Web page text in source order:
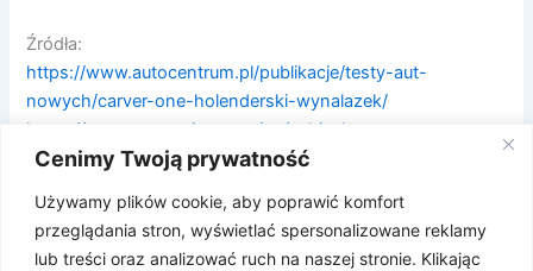
Cenimy Twoją prywatność
Używamy plików cookie, aby poprawić komfort
przeglądania stron, wyświetlać spersonalizowane reklamy
lub treści oraz analizować ruch na naszej stronie. Klikając
Źródła:
https://www.autocentrum.pl/publikacje/testy-aut-
nowych/carver-one-holenderski-wynalazek/
https://www.ae-motion.com/en/vehicule
https://www.instagram.com/aemotion.official
Źródło grafiki:
https://www.instagram.com/aemotion.official